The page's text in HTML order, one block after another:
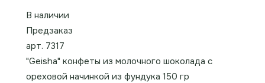
В наличии
Предзаказ
арт. 7317
"Geisha" конфеты из молочного шоколада с
ореховой начинкой из фундука 150 гр